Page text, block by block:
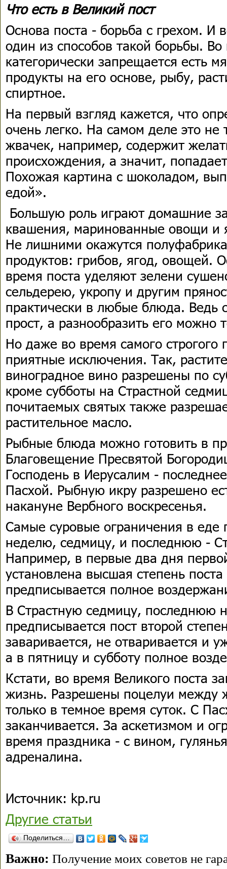
Что есть в Великий пост
Основа поста - борьба с грехом. И
один из способов такой борьбы.
категорически запрещается есть
продукты на eго основе, рыбу,
спиртное.
На первый взгляд кажется, что
очень легко. На самом деле это не
жвачек, например, содержит
происхождения, а значит,
Похожая картина с шоколадом,
едой».
Большую роль играют домашние
квашения, маринованные овощи и
Не лишними окажутся
продуктов: грибов, ягод, овощей.
время поста уделяют зелени
сельдерею, укропу и другим
практически в любые блюда. Ведь
прост, а разнообразить его можно
Но даже во время самого строгого
приятные исключения. Так,
виноградное вино разрешены по
кроме субботы на Страстной
почитаемых святых также
растительное масло.
Рыбные блюда можно готовить в
Благовещение Пресвятой
Господень в Иерусалим -
Пасхой. Рыбную икру разрешено
накануне Вербного воскресенья.
Самые суровые ограничения в еде
неделю, седмицу, и последнюю -
Например, в первые два дня
установлена высшая степень
предписывается полное
В Страстную седмицу, последнюю
предписывается пост второй
заваривается, не отваривается и
а в пятницу и субботу полное
Кстати, во время Великого поста
жизнь. Разрешены поцелуи между
только в темное время суток. С
заканчивается. За аскетизмом и
время праздника - с вином,
адреналина.
Источник: kp.ru
Другие статьи
Поделиться…
Важно: Получение моих советов не